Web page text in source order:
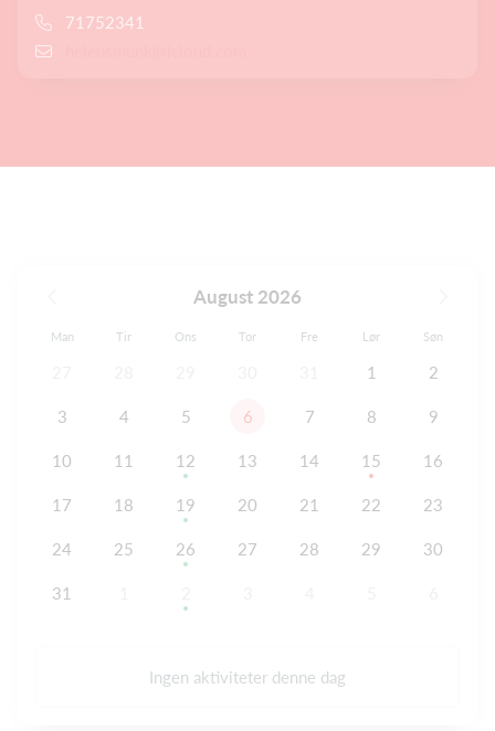
71752341
August 2026
Man Tir Ons Tor Fre Lør Søn
1 2
3 4 5 6 7 8 9
10 11 12 13 14 15 16
17 18 19 20 21 22 23
24 25 26 27 28 29 30
31
Ingen aktiviteter denne dag